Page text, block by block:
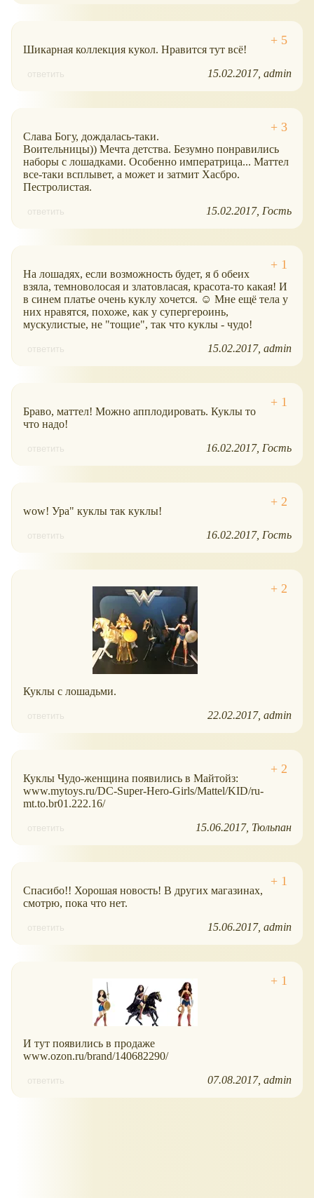
Шикарная коллекция кукол. Нравится тут всё!
ответить 15.02.2017 admin
Слава Богу, дождалась-таки.
Воительницы)) Мечта детства. Безумно понравились
наборы с лошадками. Особенно императрица... Маттел
все-таки всплывет, а может и затмит Хасбро.
Пестролистая.
ответить 15.02.2017 Гость
На лошадях, если возможность будет, я б обеих
взяла, темноволосая и златовласая, красота-то какая! И
в синем платье очень куклу хочется. ☺ Мне ещё тела у
них нравятся, похоже, как у супергероинь,
мускулистые, не "тощие", так что куклы - чудо!
ответить 15.02.2017 admin
Браво, маттел! Можно апплодировать. Куклы то
что надо!
ответить 16.02.2017 Гость
wow! Ура" куклы так куклы!
ответить 16.02.2017 Гость
Куклы с лошадьми.
ответить 22.02.2017 admin
Куклы Чудо-женщина появились в Майтойз:
www.mytoys.ru/DC-Super-Hero-Girls/Mattel/KID/ru-
mt.to.br01.222.16/
ответить 15.06.2017 Тюльпан
Спасибо!! Хорошая новость! В других магазинах,
смотрю, пока что нет.
ответить 15.06.2017 admin
И тут появились в продаже
www.ozon.ru/brand/140682290/
ответить 07.08.2017 admin